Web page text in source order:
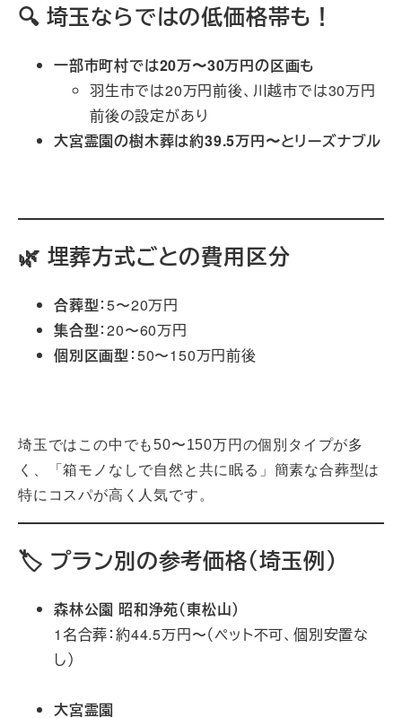
🔍 埼玉ならではの低価格帯も！
一部市町村では20万〜30万円の区画も
羽生市では20万円前後、川越市では30万円
前後の設定があり
大宮霊園の樹木葬は約39.5万円〜とリーズナブル
🌿 埋葬方式ごとの費用区分
合葬型：5〜20万円
集合型：20〜60万円
個別区画型：50〜150万円前後
埼玉ではこの中でも50〜150万円の個別タイプが多
く、「箱モノなしで自然と共に眠る」簡素な合葬型は
特にコスパが高く人気です。
🏷 プラン別の参考価格（埼玉例）
森林公園 昭和浄苑（東松山）
1名合葬：約44.5万円〜（ペット不可、個別安置な
し）
大宮霊園